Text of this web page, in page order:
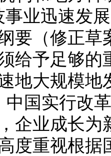
事业迅速发
要（修正草
给予足够
地大规模
中国实行改
企业成长为
度重视根